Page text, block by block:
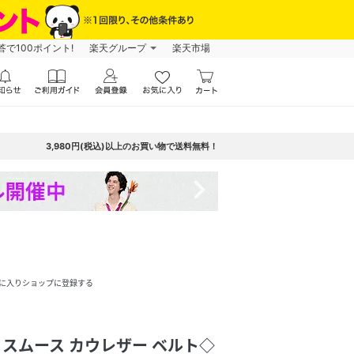
で100ポイント! 楽天グループ 楽天市場
3,980円(税込)以上のお買い物で送料無料！
入りショップに登録する
ムース カウレザー ベルト◇